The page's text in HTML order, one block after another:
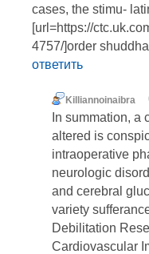
cases, the stimu-
[url=https://
4757/]order
ответить
Killiannoinaibra
In summation, a
altered is
intraoperative
neurologic
and cerebral
variety
Debilitation
Cardiovascular